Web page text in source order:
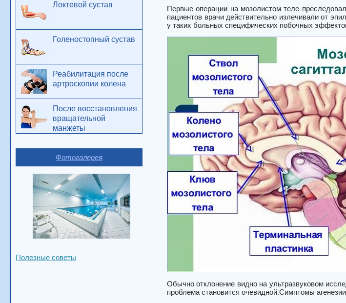
Первые операции на мозолистом теле
пациентов врачи действительно излечивали от
у таких больных специфических побочных
Обычно отклонение видно на ультразвуковом
проблема становится очевидной.Симптомы
Локтевой сустав
Голеностопный сустав
Реабилитация после
артроскопии колена
После восстановления
вращательной
манжеты
Фотогалерея
Полезные советы